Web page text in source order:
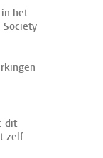
in het
Society
dit
zelf